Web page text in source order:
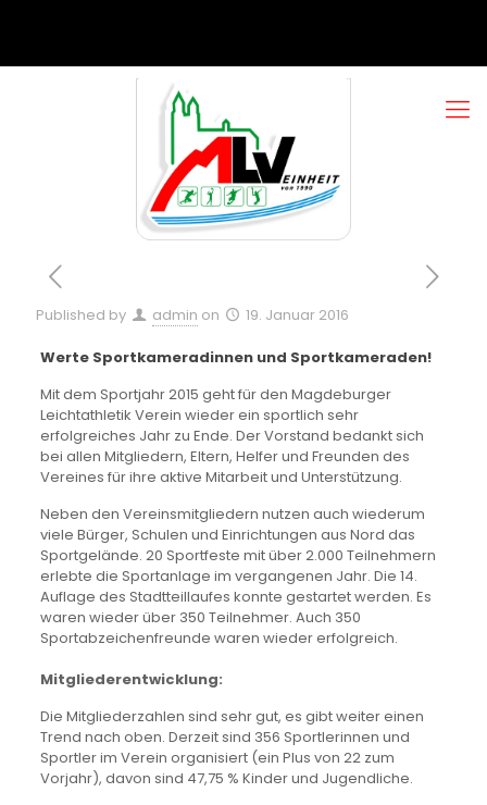
Published by admin on 19. Januar 2016
Werte Sportkameradinnen und Sportkameraden!
Mit dem Sportjahr 2015 geht für den Magdeburger
Leichtathletik Verein wieder ein sportlich sehr
erfolgreiches Jahr zu Ende. Der Vorstand bedankt sich
bei allen Mitgliedern, Eltern, Helfer und Freunden des
Vereines für ihre aktive Mitarbeit und Unterstützung.
Neben den Vereinsmitgliedern nutzen auch wiederum
viele Bürger, Schulen und Einrichtungen aus Nord das
Sportgelände. 20 Sportfeste mit über 2.000 Teilnehmern
erlebte die Sportanlage im vergangenen Jahr. Die 14.
Auflage des Stadtteillaufes konnte gestartet werden. Es
waren wieder über 350 Teilnehmer. Auch 350
Sportabzeichenfreunde waren wieder erfolgreich.
Mitgliederentwicklung:
Die Mitgliederzahlen sind sehr gut, es gibt weiter einen
Trend nach oben. Derzeit sind 356 Sportlerinnen und
Sportler im Verein organisiert (ein Plus von 22 zum
Vorjahr), davon sind 47,75 % Kinder und Jugendliche.